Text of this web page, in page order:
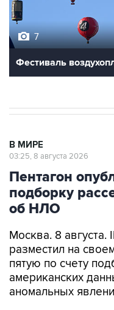
7
Фестиваль
В МИРЕ
03:25, 8 августа 2026
Пентагон
подборку
об НЛО
Москва. 8 августа.
разместил на
пятую по счету
американских
аномальных